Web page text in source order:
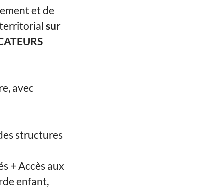
et de
territorial sur
avec
structures
+ Accès aux
enfant,